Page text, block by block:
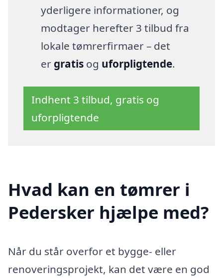
yderligere informationer, og
modtager herefter 3 tilbud fra
lokale tømrerfirmaer – det
er gratisog uforpligtende.
Indhent 3 tilbud, gratis og
uforpligtende
Hvad kan en tømrer i
Pedersker hjælpe med?
Når du står overfor et bygge- eller
renoveringsprojekt, kan det være en god